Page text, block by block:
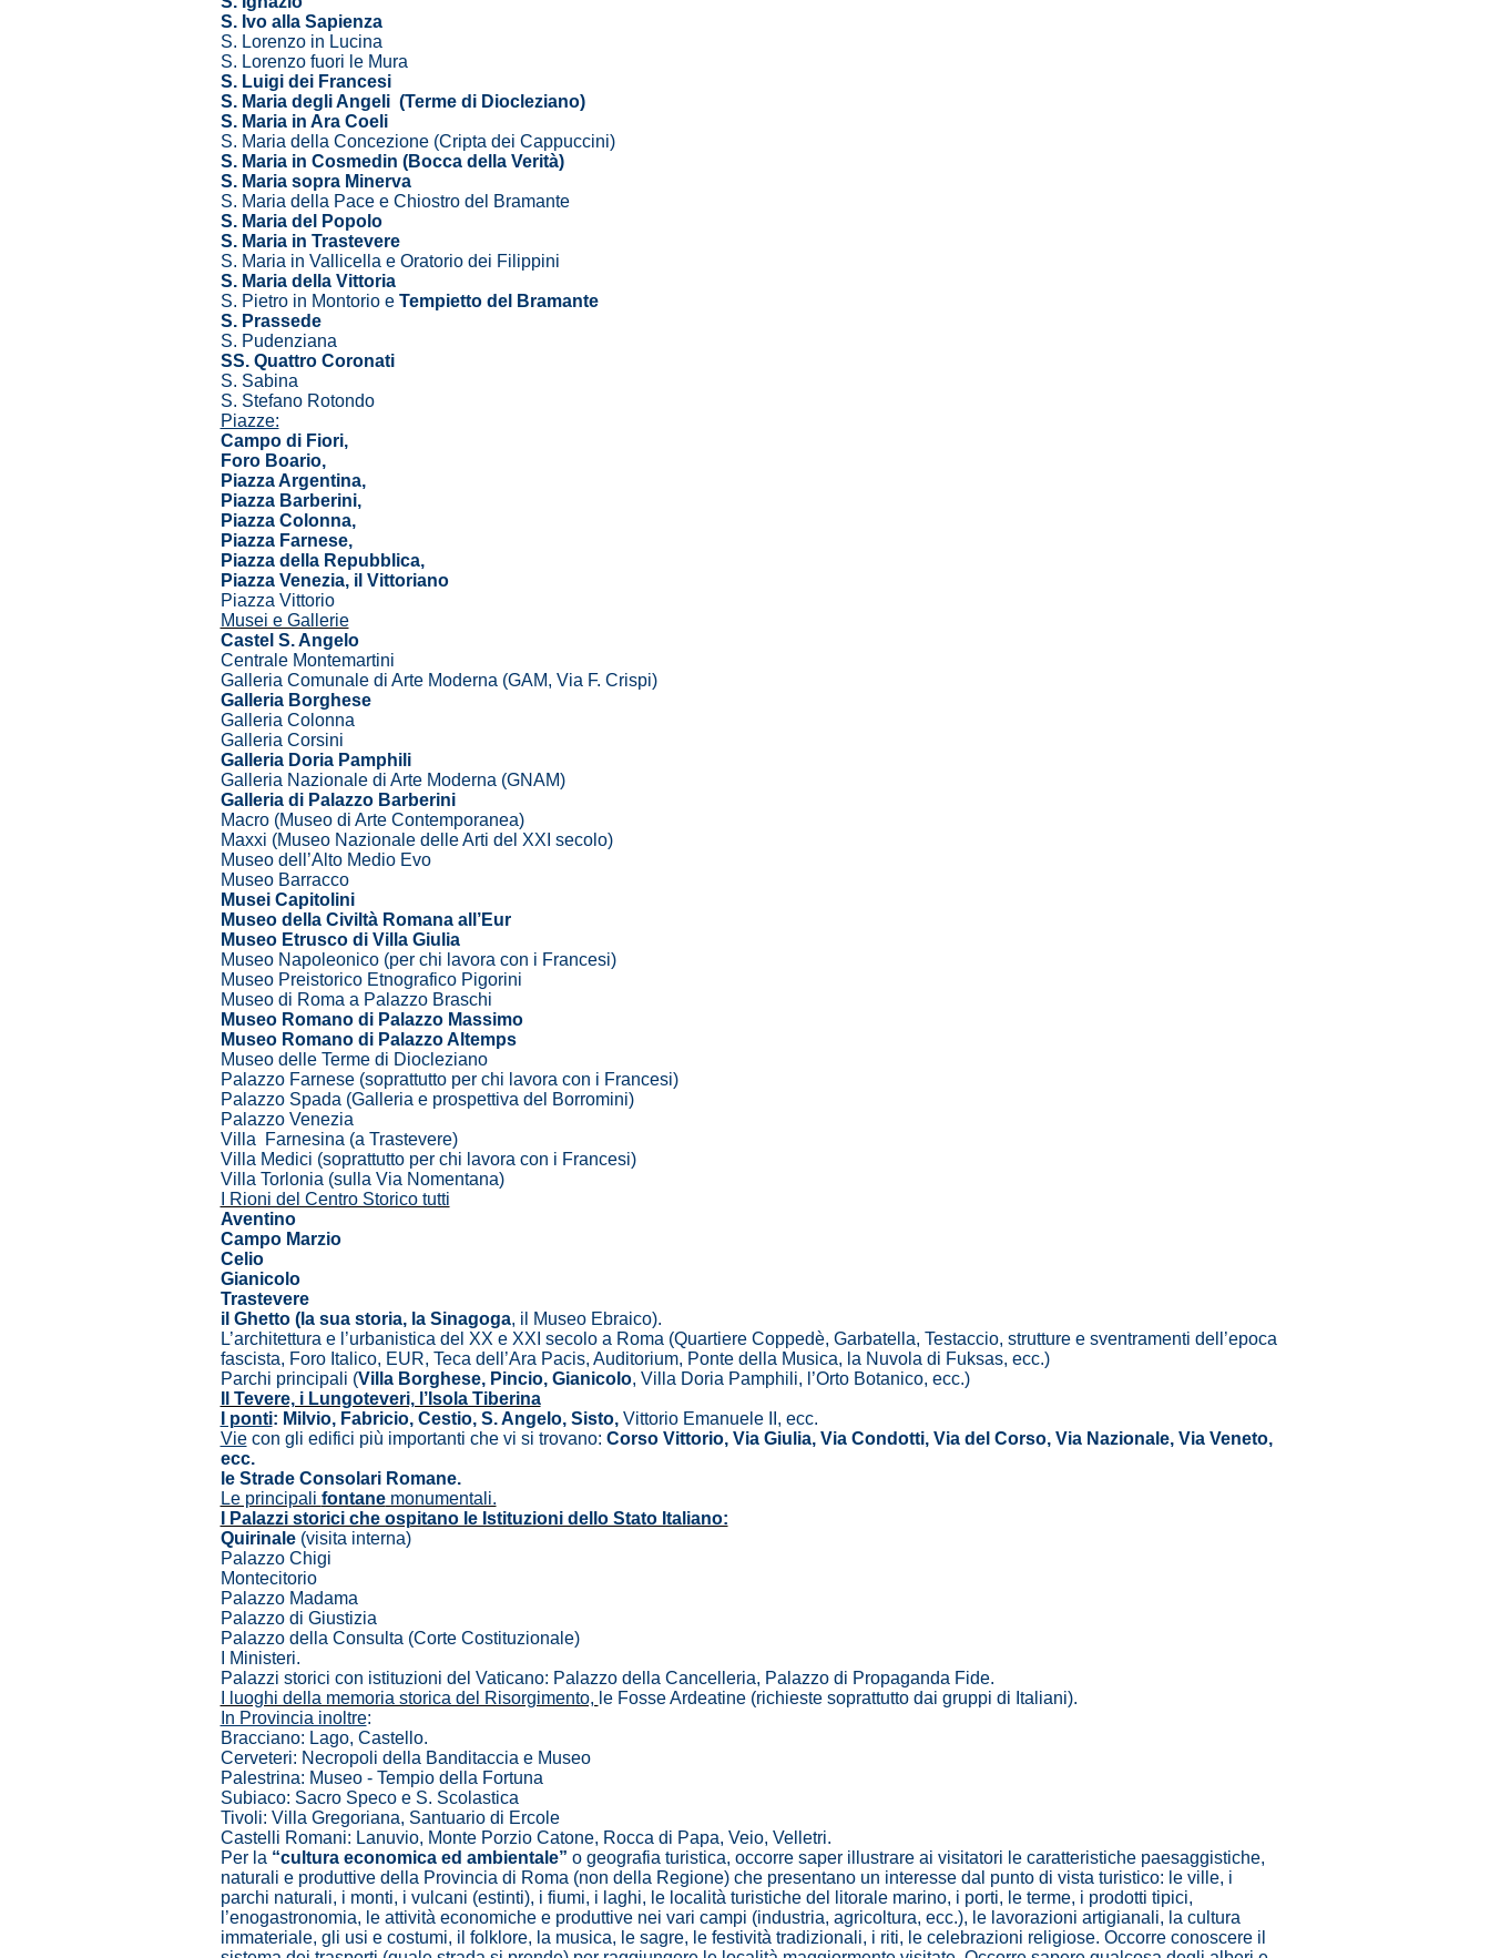
S. Ivo alla Sapienza
S. Lorenzo in Lucina
S. Lorenzo fuori le Mura
S. Luigi dei Francesi
S. Maria degli Angeli (Terme di Diocleziano)
S. Maria in Ara Coeli
S. Maria della Concezione (Cripta dei Cappuccini)
S. Maria in Cosmedin (Bocca della Verità)
S. Maria sopra Minerva
S. Maria della Pace e Chiostro del Bramante
S. Maria del Popolo
S. Maria in Trastevere
S. Maria in Vallicella e Oratorio dei Filippini
S. Maria della Vittoria
S. Pietro in Montorio e Tempietto del Bramante
S. Prassede
S. Pudenziana
SS. Quattro Coronati
S. Sabina
S. Stefano Rotondo
Piazze:
Campo di Fiori,
Foro Boario,
Piazza Argentina,
Piazza Barberini,
Piazza Colonna,
Piazza Farnese,
Piazza della Repubblica,
Piazza Venezia, il Vittoriano
Piazza Vittorio
Musei e Gallerie
Castel S. Angelo
Centrale Montemartini
Galleria Comunale di Arte Moderna (GAM, Via F. Crispi)
Galleria Borghese
Galleria Colonna
Galleria Corsini
Galleria Doria Pamphili
Galleria Nazionale di Arte Moderna (GNAM)
Galleria di Palazzo Barberini
Macro (Museo di Arte Contemporanea)
Maxxi (Museo Nazionale delle Arti del XXI secolo)
Museo dell’Alto Medio Evo
Museo Barracco
Musei Capitolini
Museo della Civiltà Romana all’Eur
Museo Etrusco di Villa Giulia
Museo Napoleonico (per chi lavora con i Francesi)
Museo Preistorico Etnografico Pigorini
Museo di Roma a Palazzo Braschi
Museo Romano di Palazzo Massimo
Museo Romano di Palazzo Altemps
Museo delle Terme di Diocleziano
Palazzo Farnese (soprattutto per chi lavora con i Francesi)
Palazzo Spada (Galleria e prospettiva del Borromini)
Palazzo Venezia
Villa Farnesina (a Trastevere)
Villa Medici (soprattutto per chi lavora con i Francesi)
Villa Torlonia (sulla Via Nomentana)
I Rioni del Centro Storico tutti
Aventino
Campo Marzio
Celio
Gianicolo
Trastevere
il Ghetto (la sua storia, la Sinagoga, il Museo Ebraico).
L’architettura e l’urbanistica del XX e XXI secolo a Roma (Quartiere Coppedè, Garbatella, Testaccio, strutture e sventramenti dell’epoca
fascista, Foro Italico, EUR, Teca dell’Ara Pacis, Auditorium, Ponte della Musica, la Nuvola di Fuksas, ecc.)
Parchi principali (Villa Borghese, Pincio, Gianicolo, Villa Doria Pamphili, l’Orto Botanico, ecc.)
Il Tevere, i Lungoteveri, l’Isola Tiberina
I ponti: Milvio, Fabricio, Cestio, S. Angelo, Sisto, Vittorio Emanuele II, ecc.
Viecon gli edifici più importanti che vi si trovano: Corso Vittorio, Via Giulia, Via Condotti, Via del Corso, Via Nazionale, Via Veneto,
ecc.
le Strade Consolari Romane.
Le principali fontanemonumentali.
I Palazzi storici che ospitano le Istituzioni dello Stato Italiano:
Quirinale (visita interna)
Palazzo Chigi
Montecitorio
Palazzo Madama
Palazzo di Giustizia
Palazzo della Consulta (Corte Costituzionale)
I Ministeri.
Palazzi storici con istituzioni del Vaticano: Palazzo della Cancelleria, Palazzo di Propaganda Fide.
I luoghi della memoria storica del Risorgimento, le Fosse Ardeatine (richieste soprattutto dai gruppi di Italiani).
In Provincia inoltre:
Bracciano: Lago, Castello.
Cerveteri: Necropoli della Banditaccia e Museo
Palestrina: Museo - Tempio della Fortuna
Subiaco: Sacro Speco e S. Scolastica
Tivoli: Villa Gregoriana, Santuario di Ercole
Castelli Romani: Lanuvio, Monte Porzio Catone, Rocca di Papa, Veio, Velletri.
Per la “cultura economica ed ambientale” o geografia turistica, occorre saper illustrare ai visitatori le caratteristiche paesaggistiche,
naturali e produttive della Provincia di Roma (non della Regione) che presentano un interesse dal punto di vista turistico: le ville, i
parchi naturali, i monti, i vulcani (estinti), i fiumi, i laghi, le località turistiche del litorale marino, i porti, le terme, i prodotti tipici,
l’enogastronomia, le attività economiche e produttive nei vari campi (industria, agricoltura, ecc.), le lavorazioni artigianali, la cultura
immateriale, gli usi e costumi, il folklore, la musica, le sagre, le festività tradizionali, i riti, le celebrazioni religiose. Occorre conoscere il